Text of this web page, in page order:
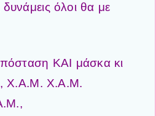
όλοι θα με
ΚΑΙ μάσκα κι
Χ.Α.Μ. Χ.Α.Μ.